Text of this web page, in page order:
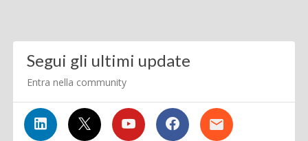
Segui gli ultimi update
Entra nella community